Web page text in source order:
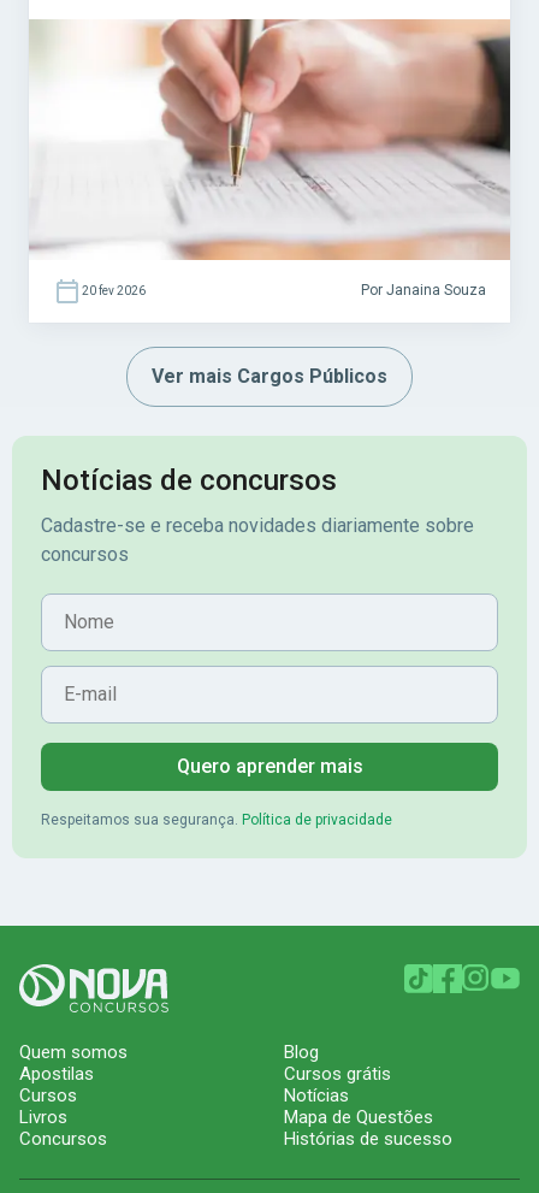
essencial em programas de assistência
social mantidos por prefeituras e governos,
especialmente em Centros de Referência de
Assistência Social (CRAS) e em projetos
ligados ao SUAS (Sistema Único de
Assistência Social). Acesse agora o […]
20 fev 2026 Por Janaina Souza
Ver mais Cargos Públicos
Notícias de concursos
Cadastre-se e receba novidades diariamente sobre
concursos
Nome
E-mail
Quero aprender mais
Respeitamos sua segurança. Política de privacidade
Quem somos
Apostilas
Cursos
Livros
Concursos
Blog
Cursos grátis
Notícias
Mapa de Questões
Histórias de sucesso